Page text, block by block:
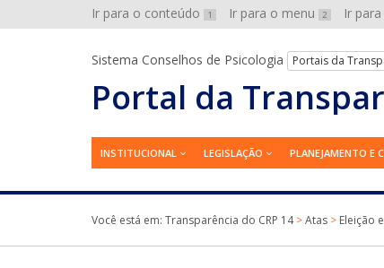
Ir para o conteúdo 1 Ir para o menu 2 Ir
Sistema Conselhos de Psicologia Portais da
Portal da
INSTITUCIONAL LEGISLAÇÃO PLANEJAMENTO E
Você está em: Transparência do CRP 14>Atas > Eleição